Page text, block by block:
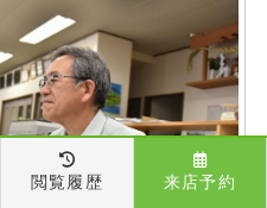
閲覧履歴 来店予約